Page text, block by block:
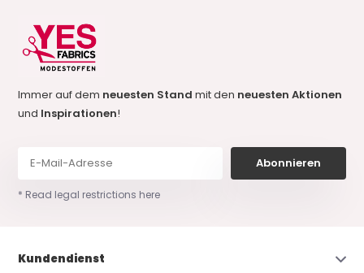
Immer auf dem neuesten Standmit den neuesten Aktionen
und Inspirationen!
Abonnieren
* Read legal restrictions here
Kundendienst